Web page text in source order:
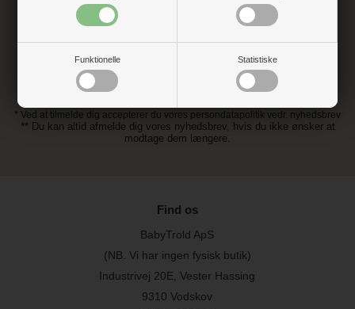
Funktionelle Statistiske
* Ved at tilmelde dig accepterer du vores persondatapolitik vedr. nyhedsbrev
** Du kan altid afmelde dig vores nyhedsbrev, hvis du ikke ønsker at
modtage dem længere.
Find os
BabyTrold ApS
(NB. Vi har ingen fysisk butik)
Industrivej 20E, Vester Hassing
9310 Vodskov